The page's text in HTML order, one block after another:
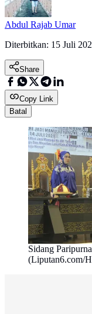
Abdul Rajab Umar
Diterbitkan: 15 Juli
Share
Copy Link
Batal
Sidang
(Liputan6.com/